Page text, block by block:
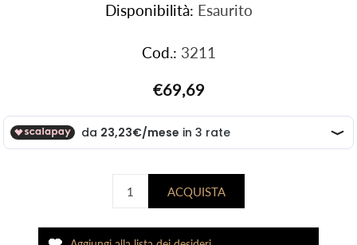
Disponibilità: Esaurito
Cod.: 3211
€69,69